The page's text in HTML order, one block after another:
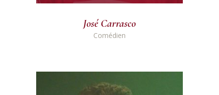
José Carrasco
Comédien